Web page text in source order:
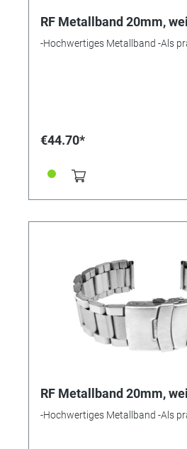
RF Metallband 20mm,
-Hochwertiges Metallband -Als
€44.70*
RF Metallband 20mm,
-Hochwertiges Metallband -Als